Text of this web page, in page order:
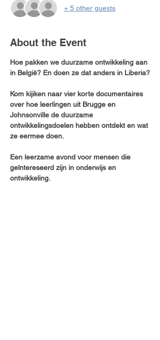
+ 5 other guests
About the Event
Hoe pakken we duurzame ontwikkeling aan
in België? En doen ze dat anders in Liberia?
Kom kijiken naar vier korte documentaires
over hoe leerlingen uit Brugge en
Johnsonville de duurzame
ontwikkelingsdoelen hebben ontdekt en wat
ze eermee doen.
Een leerzame avond voor mensen die
geïntereseerd zijn in onderwijs en
ontwikkeling.